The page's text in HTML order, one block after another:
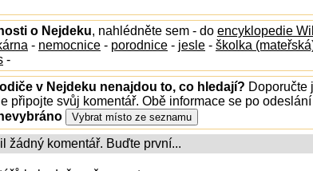
o Nejdeku, nahlédněte sem - do encyklopedie
- nemocnice - porodnice - jesle - školka
-
v Nejdeku nenajdou to, co hledají? Doporučte
připojte svůj komentář. Obě informace se po
žádný komentář. Buďte první...